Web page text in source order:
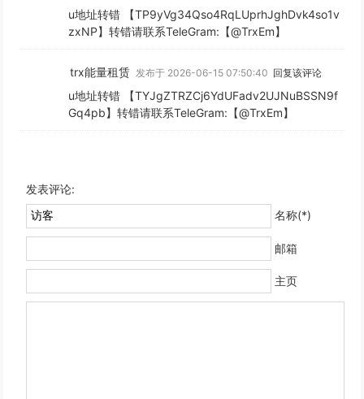
u地址转错 【TP9yVg34Qso4RqLUprhJghDvk4so1v
zxNP】转错请联系TeleGram:【@TrxEm】
trx能量租赁 发布于 2026-06-15 07:50:40 回复该评论
u地址转错 【TYJgZTRZCj6YdUFadv2UJNuBSSN9f
Gq4pb】转错请联系TeleGram:【@TrxEm】
发表评论:
名称(*)
邮箱
主页